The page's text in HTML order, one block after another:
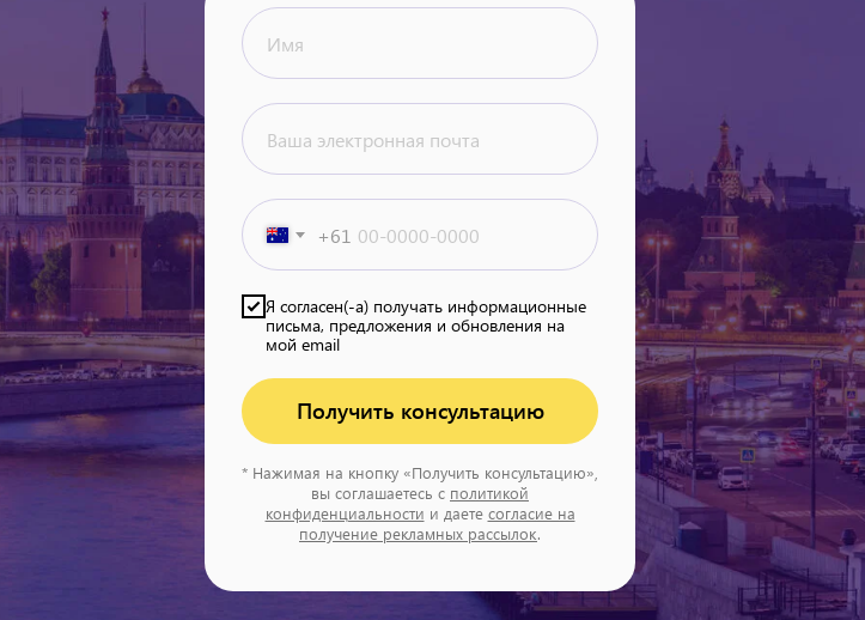
+61
Я согласен(-а) получать информационные
письма, предложения и обновления на
мой email
Получить консультацию
* Нажимая на кнопку «Получить консультацию»,
вы соглашаетесь с политикой
конфиденциальности и даете согласие на
получение рекламных рассылок.